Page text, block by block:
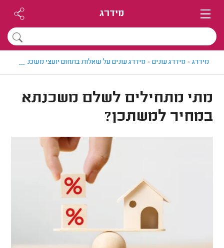
מידרג
מידרג> מידרג עונים> מידרג עונים על שאלות בתחום יועצי משכנתאות
...
מתי מתחילים לשלם משכנתא
במחיר למשתכן?